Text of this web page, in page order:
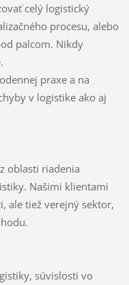
celý logistický
procesu, alebo
palcom. Nikdy
praxe a na
v logistike ako aj
oblasti riadenia
Našimi klientami
ale tiež verejný sektor,
súvislosti vo